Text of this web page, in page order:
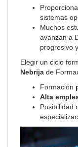
sistemas
Muchos
avanzan a
progresivo
Elegir un ciclo
Nebrija de
Formación
Alta
Posibilidad